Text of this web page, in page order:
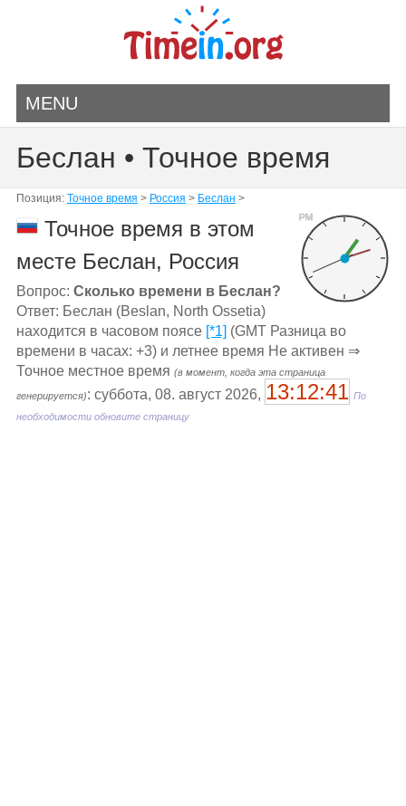
MENU
Беслан • Точное время
Позиция: Точное время > Россия > Беслан >
PM
Точное время в этом
месте Беслан, Россия
Вопрос: Сколько времени в Беслан?
Ответ: Беслан (Beslan, North Ossetia)
находится в часовом поясе [*1] (GMT Разница во
времени в часах: +3) и летнее время Не активен ⇒
Точное местное время (в момент, когда эта страница
генерируется): суббота, 08. август 2026, 13:12:41 По
необходимости обновите страницу